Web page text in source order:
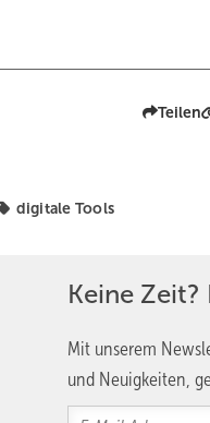
Teilen
digitale Tools
Keine
Mit unserem
und Neuigkeiten,